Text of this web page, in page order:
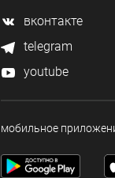
вконтакте
telegram
youtube
мобильное